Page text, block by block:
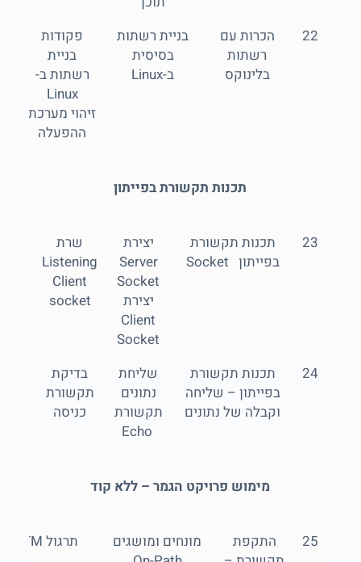
22
הכרות עם
רשתות
בלינוקס
בניית רשתות
בסיסית
ב-Linux
פקודות
בניית
רשתות ב-
Linux
זיהוי מערכת
ההפעלה
תכנות תקשורת בפייתון
23
תכנות תקשורת
בפייתון Socket
יצירת
Server
Socket
יצירת
Client
Socket
שרת
Listening
Client
socket
24
תכנות תקשורת
בפייתון – שליחה
וקבלה של נתונים
שליחת
נתונים
תקשורת
בדיקת
תקשורת
כניסה
מימוש פרויקט הגמר – ללא קוד
25
התקפת
מונחים ומושגים
תרגול MITM